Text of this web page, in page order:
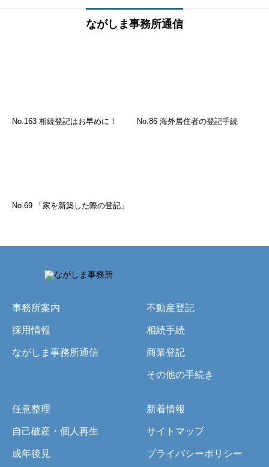
ながしま事務所通信
No.163 相続登記はお早めに！ No.86 海外居住者の登記手続
No.69 「家を新築した際の登記」
事務所案内
採用情報
ながしま事務所通信
不動産登記
相続手続
商業登記
その他の手続き
任意整理
自己破産・個人再生
成年後見
新着情報
サイトマップ
プライバシーポリシー